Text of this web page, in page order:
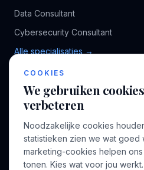
Data Consultant
Cybersecurity Consultant
Alle specialisaties →
BEDRIJF
Over ons
Voor opdrachtgevers
COOKIES
We gebruiken
verbeteren
Noodzakelijke cookies
statistieken zien we wat goed
marketing-cookies helpen
tonen. Kies wat voor jou werkt.